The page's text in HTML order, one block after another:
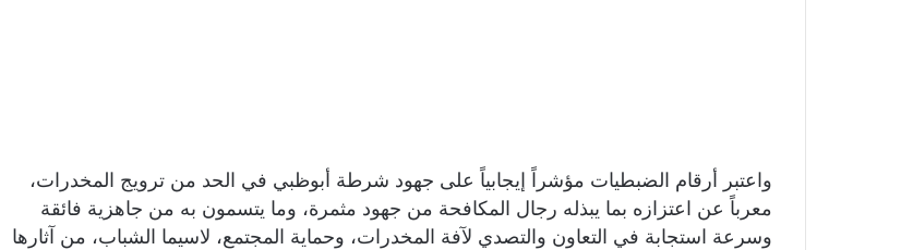
واعتبر أرقام الضبطيات مؤشراً إيجابياً على جهود شرطة أبوظبي في الحد من ترويج المخدرات،
معرباً عن اعتزازه بما يبذله رجال المكافحة من جهود مثمرة، وما يتسمون به من جاهزية فائقة
وسرعة استجابة في التعاون والتصدي لآفة المخدرات، وحماية المجتمع، لاسيما الشباب، من آثارها